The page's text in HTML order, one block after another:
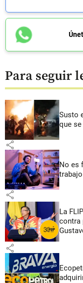
Para seguir
Susto
que
share
No es
share
La
contra
share